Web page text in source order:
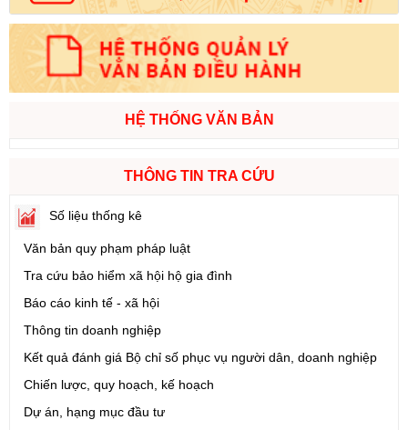
HỆ THỐNG VĂN BẢN
THÔNG TIN TRA CỨU
Số liệu thống kê
Văn bản quy phạm pháp luật
Tra cứu bảo hiểm xã hội hộ gia đình
Báo cáo kinh tế - xã hội
Thông tin doanh nghiệp
Kết quả đánh giá Bộ chỉ số phục vụ người dân, doanh nghiệp
Chiến lược, quy hoạch, kế hoạch
Dự án, hạng mục đầu tư